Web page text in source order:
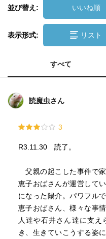
並び替え: いいね順
表示形式: リスト
すべて
読魔虫さん
3
R3.11.30 読了。
父親の起こした事件で
恵子おばさんが運営して
になった陽介。パワフル
恵子おばさん、様々な事
人達や石井さん達に支え
き、生きていこうする姿